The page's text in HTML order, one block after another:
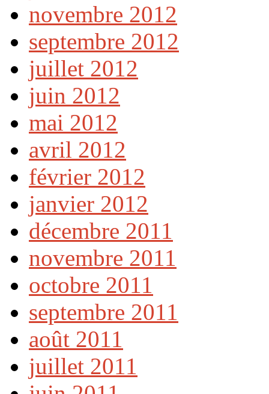
novembre 2012
septembre 2012
juillet 2012
juin 2012
mai 2012
avril 2012
février 2012
janvier 2012
décembre 2011
novembre 2011
octobre 2011
septembre 2011
août 2011
juillet 2011